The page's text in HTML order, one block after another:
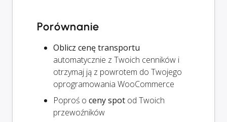
Porównanie
Oblicz cenę transportu
automatycznie z Twoich cenników i
otrzymaj ją z powrotem do Twojego
oprogramowania WooCommerce
Poproś o ceny spot od Twoich
przewoźników